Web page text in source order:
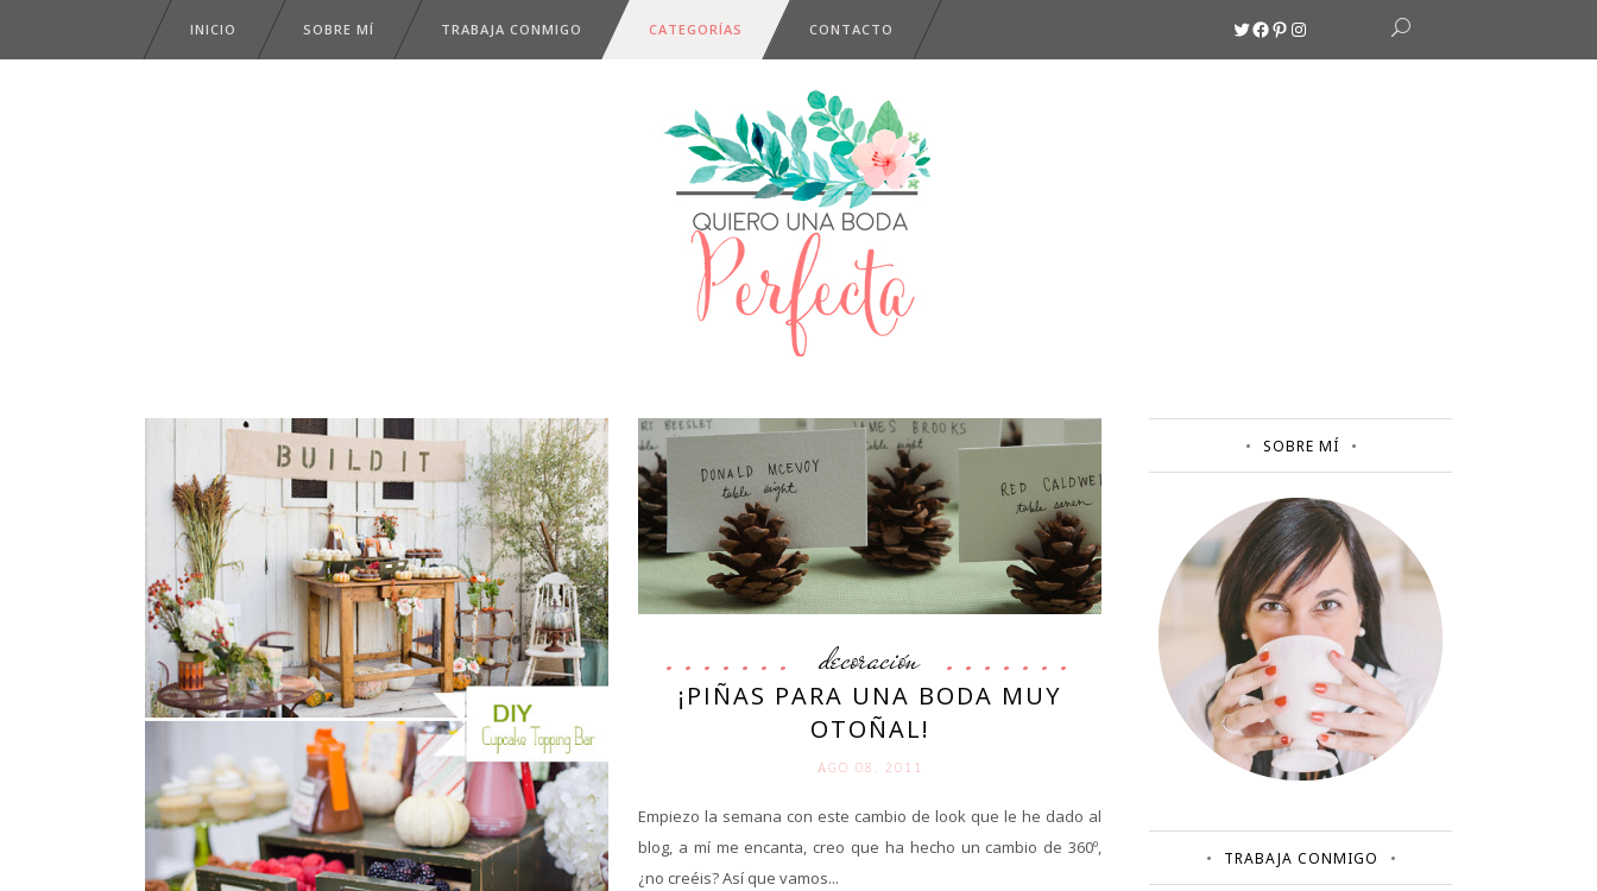
INICIO SOBRE MÍ TRABAJA CONMIGO CATEGORÍAS CONTACTO Twitter
Facebook
Pinterest
Instagram
decoración
¡PIÑAS PARA UNA BODA MUY
OTOÑAL!
AGO 08. 2011
Empiezo la semana con este cambio de look que le he dado al
blog, a mí me encanta, creo que ha hecho un cambio de 360º,
¿no creéis? Así que vamos...
SOBRE MÍ
TRABAJA CONMIGO